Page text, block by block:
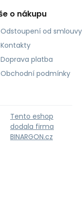
o nákupu
Odstoupení od smlouvy
Kontakty
Doprava platba
Obchodní podmínky
Tento eshop
dodala firma
BINARGON.cz